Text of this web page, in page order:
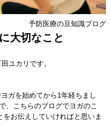
予防医療の豆知識ブログ
大切なこと
ユカリです。
ガを始めてから1年経ちまし
、こちらのブログでヨガのこ
お伝えしていければと思いま